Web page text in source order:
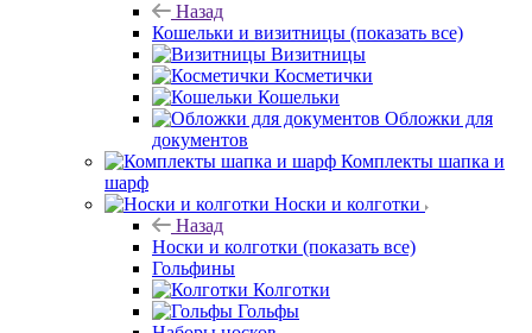
Назад
Кошельки и визитницы (показать все)
Визитницы
Косметички
Кошельки
Обложки для
документов
Комплекты шапка и
шарф
Носки и колготки
Назад
Носки и колготки (показать все)
Гольфины
Колготки
Гольфы